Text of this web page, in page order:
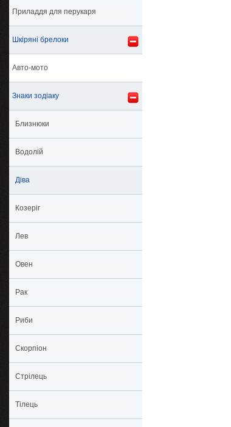
Приладдя для перукаря
Шкіряні брелоки
Авто-мото
Знаки зодіаку
Близнюки
Водолій
Діва
Козеріг
Лев
Овен
Рак
Риби
Скорпіон
Стрілець
Тілець